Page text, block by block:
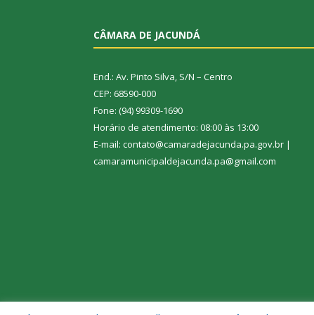
CÂMARA DE JACUNDÁ
End.: Av. Pinto Silva, S/N – Centro
CEP: 68590-000
Fone: (94) 99309-1690
Horário de atendimento: 08:00 às 13:00
E-mail: contato@camaradejacunda.pa.gov.br |
camaramunicipaldejacunda.pa@gmail.com